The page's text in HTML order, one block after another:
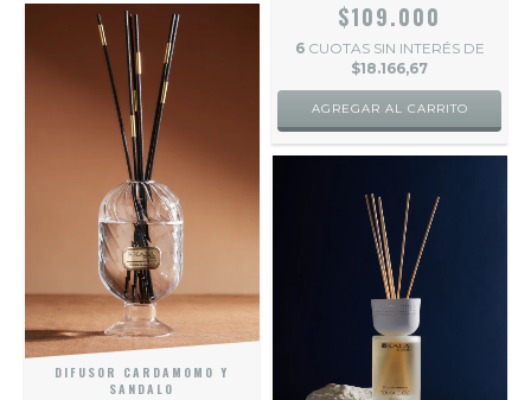
$109.000
6 CUOTAS SIN INTERÉS DE
$18.166,67
DIFUSOR CARDAMOMO Y
SANDALO